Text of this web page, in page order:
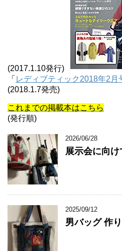
(2017.1.10発行)
「 レディブティック2018年2月
(2018.1.7発売)
これまでの掲載本はこちら
(発行順)
2026/06/28
展示会に向
2025/09/12
男バッグ 作